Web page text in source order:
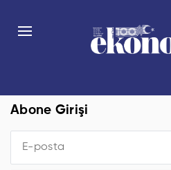
Abone Girişi